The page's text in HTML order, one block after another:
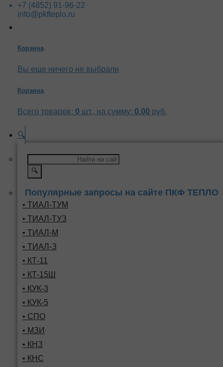
+7 (4852) 91-96-22
info@pkfteplo.ru
Корзина
Вы еще ничего не выбрали
Корзина
Всего товаров: 0 шт., на сумму: 0.00 руб.
🔍
🔍
Популярные запросы на сайте ПКФ ТЕПЛО
• ТИАЛ-ТУМ
• ТИАЛ-ТУЗ
• ТИАЛ-М
• ТИАЛ-З
• КТ-11
• КТ-15Ш
• КУК-3
• КУК-5
• СПО
• МЗИ
• КНЗ
• КНС